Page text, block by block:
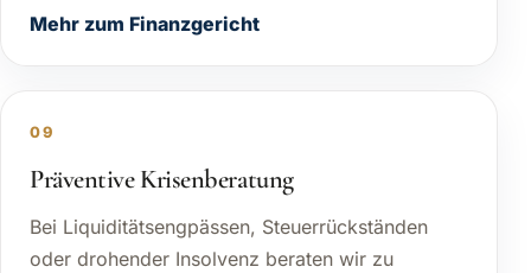
Mehr zum Finanzgericht
09
Präventive Krisenberatung
Bei Liquiditätsengpässen, Steuerrückständen
oder drohender Insolvenz beraten wir zu